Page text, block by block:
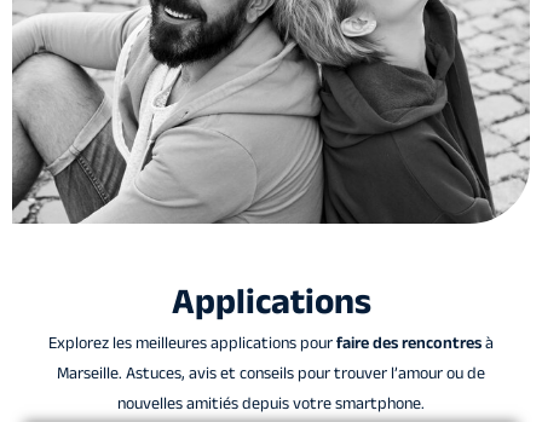
Applications
Explorez les meilleures applications pourfaire des rencontresà
Marseille. Astuces, avis et conseils pour trouver l’amour ou de
nouvelles amitiés depuis votre smartphone.